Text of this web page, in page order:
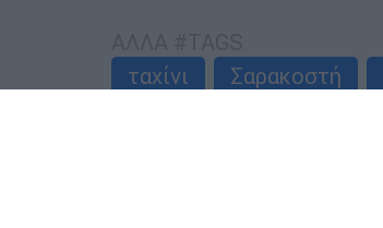
ταχίνι
Σαρακοστή